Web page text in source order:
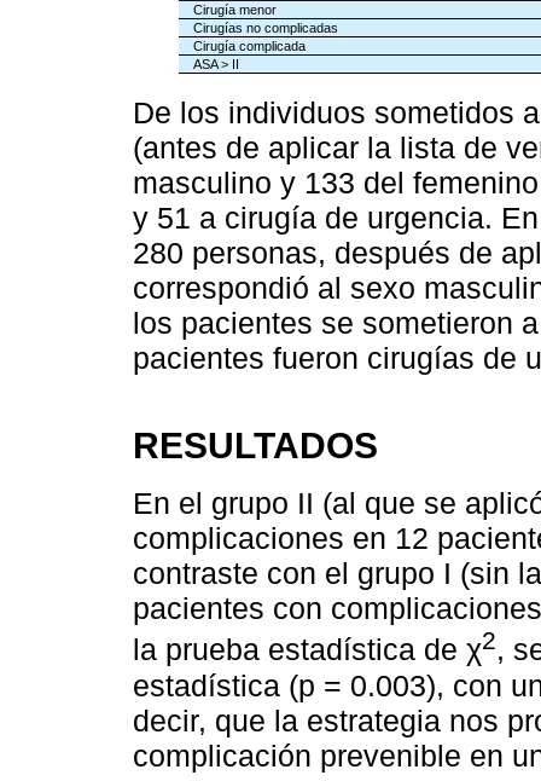
Cirugía menor
Cirugías no complicadas
Cirugía complicada
ASA > II
De los individuos sometidos
(antes de aplicar la lista de
masculino y 133 del
y 51 a cirugía de urgencia.
280 personas, después de
correspondió al sexo
los pacientes se sometieron
pacientes fueron cirugías de
RESULTADOS
En el grupo II (al que se
complicaciones en 12
contraste con el grupo I (sin
pacientes con
la prueba estadística de χ2,
estadística (p = 0.003), con
decir, que la estrategia nos
complicación prevenible en